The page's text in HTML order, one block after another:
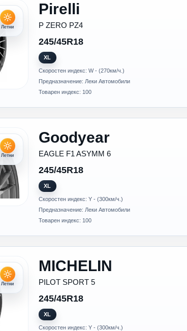
Летни
Pirelli
P ZERO PZ4
245/45R18
XL
Скоростен индекс: W - (270км/ч.)
Предназначение: Леки Автомобили
Товарен индекс: 100
Летни
Goodyear
EAGLE F1 ASYMM 6
245/45R18
XL
Скоростен индекс: Y - (300км/ч.)
Предназначение: Леки Автомобили
Товарен индекс: 100
Летни
MICHELIN
PILOT SPORT 5
245/45R18
XL
Скоростен индекс: Y - (300км/ч.)